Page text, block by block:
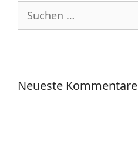
Suchen
nach:
Neueste Kommentare